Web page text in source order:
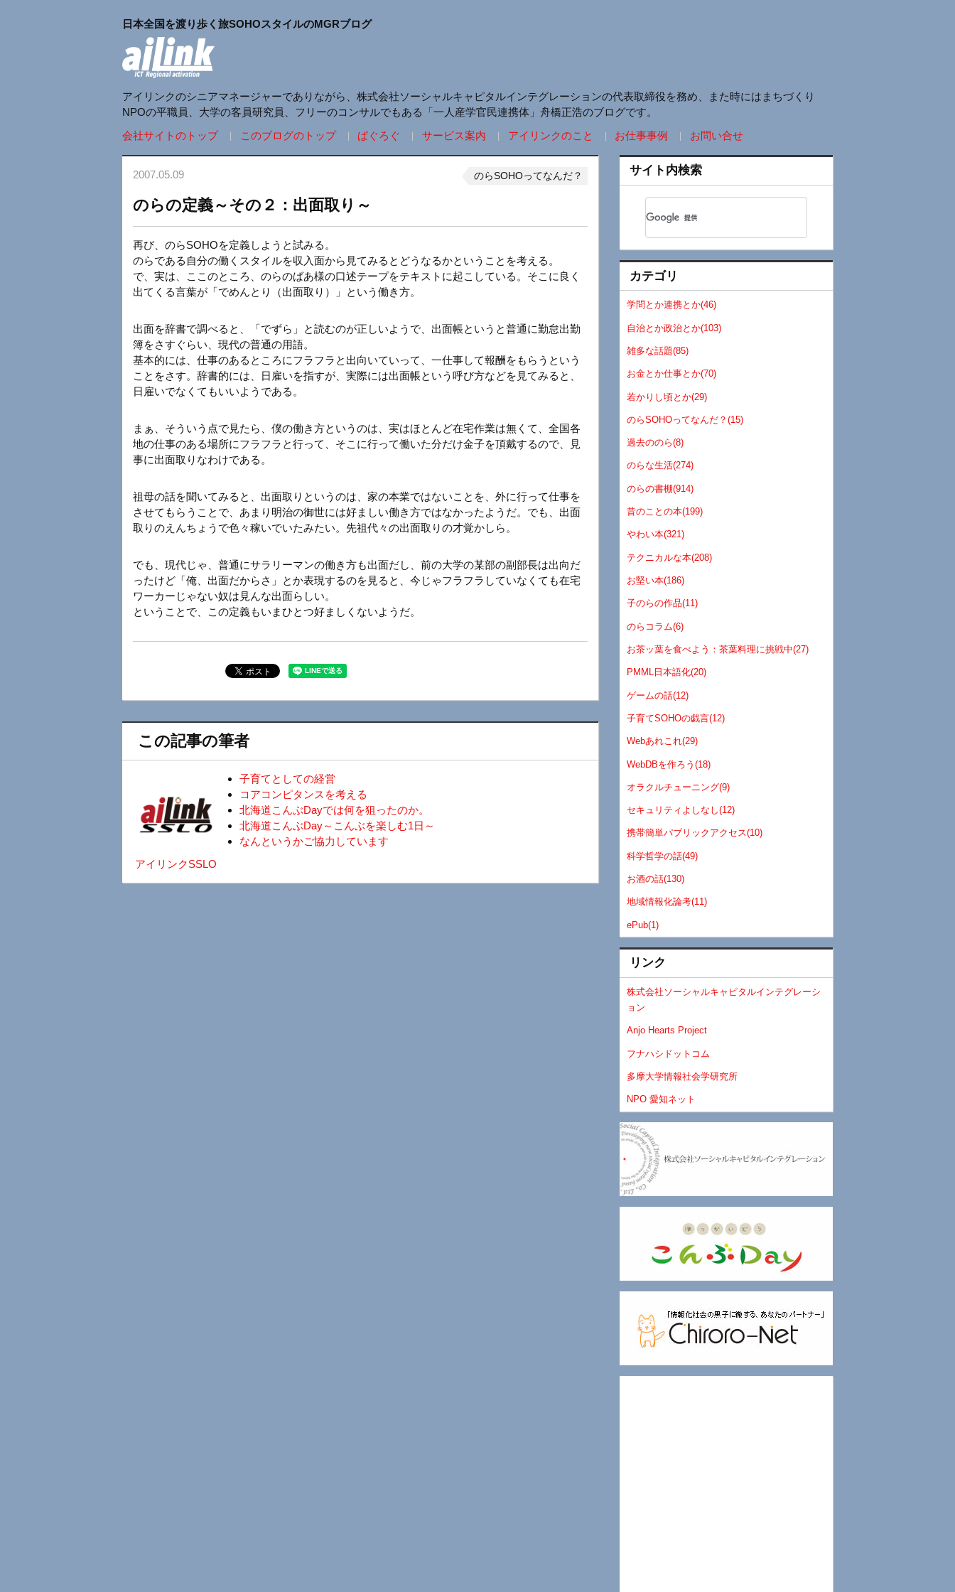
日本全国を渡り歩く旅SOHOスタイルのMGRブログ
アイリンクのシニアマネージャーでありながら、株式会社ソーシャルキャピタルインテグレーションの代表取締役を務め、また時にはまちづくり
NPOの平職員、大学の客員研究員、フリーのコンサルでもある「一人産学官民連携体」舟橋正浩のブログです。
会社サイトのトップ
このブログのトップ ぱぐろぐ サービス案内 アイリンクのこと お仕事事例 お問い合せ
2007.05.09 のらSOHOってなんだ？
のらの定義～その２：出面取り～
再び、のらSOHOを定義しようと試みる。
のらである自分の働くスタイルを収入面から見てみるとどうなるかということを考える。
で、実は、ここのところ、のらのばあ様の口述テープをテキストに起こしている。そこに良く
出てくる言葉が「でめんとり（出面取り）」という働き方。
出面を辞書で調べると、「でずら」と読むのが正しいようで、出面帳というと普通に勤怠出勤
簿をさすぐらい、現代の普通の用語。
基本的には、仕事のあるところにフラフラと出向いていって、一仕事して報酬をもらうという
ことをさす。辞書的には、日雇いを指すが、実際には出面帳という呼び方などを見てみると、
日雇いでなくてもいいようである。
まぁ、そういう点で見たら、僕の働き方というのは、実はほとんど在宅作業は無くて、全国各
地の仕事のある場所にフラフラと行って、そこに行って働いた分だけ金子を頂戴するので、見
事に出面取りなわけである。
祖母の話を聞いてみると、出面取りというのは、家の本業ではないことを、外に行って仕事を
させてもらうことで、あまり明治の御世には好ましい働き方ではなかったようだ。でも、出面
取りのえんちょうで色々稼いでいたみたい。先祖代々の出面取りの才覚かしら。
でも、現代じゃ、普通にサラリーマンの働き方も出面だし、前の大学の某部の副部長は出向だ
ったけど「俺、出面だからさ」とか表現するのを見ると、今じゃフラフラしていなくても在宅
ワーカーじゃない奴は見んな出面らしい。
ということで、この定義もいまひとつ好ましくないようだ。
この記事の筆者
アイリンクSSLO
子育てとしての経営
コアコンピタンスを考える
北海道こんぶDayでは何を狙ったのか。
北海道こんぶDay～こんぶを楽しむ1日～
なんというかご協力しています
サイト内検索
カテゴリ
学問とか連携とか(46)
自治とか政治とか(103)
雑多な話題(85)
お金とか仕事とか(70)
若かりし頃とか(29)
のらSOHOってなんだ？(15)
過去ののら(8)
のらな生活(274)
のらの書棚(914)
昔のことの本(199)
やわい本(321)
テクニカルな本(208)
お堅い本(186)
子のらの作品(11)
のらコラム(6)
お茶ッ葉を食べよう：茶葉料理に挑戦中(27)
PMML日本語化(20)
ゲームの話(12)
子育てSOHOの戯言(12)
Webあれこれ(29)
WebDBを作ろう(18)
オラクルチューニング(9)
セキュリティよしなし(12)
携帯簡単パブリックアクセス(10)
科学哲学の話(49)
お酒の話(130)
地域情報化論考(11)
ePub(1)
リンク
株式会社ソーシャルキャピタルインテグレーシ
ョン
Anjo Hearts Project
フナハシドットコム
多摩大学情報社会学研究所
NPO 愛知ネット